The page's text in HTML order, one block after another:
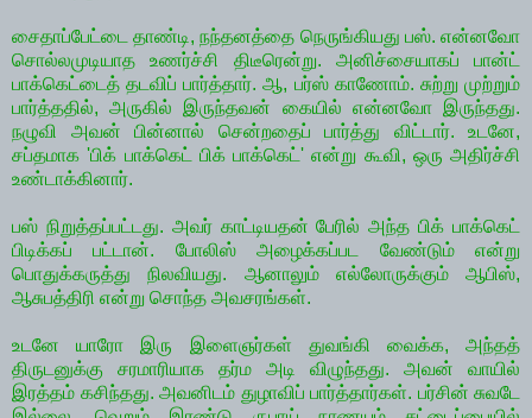
சைதாப்பேட்டை தாண்டி, நந்தனத்தை நெருங்கியது பஸ். என்னவோ
சொல்லமுடியாத உணர்ச்சி திடீரென்று. அனிச்சையாகப் பான்ட்
பாக்கெட்டைத் தடவிப் பார்த்தார். ஆ, பர்ஸ் காணோம். சுற்று முற்றும்
பார்த்ததில், அருகில் இருந்தவன் கையில் என்னவோ இருந்தது.
நழுவி அவன் பின்னால் சென்றதைப் பார்த்து விட்டார். உடனே,
சப்தமாக 'பிக் பாக்கெட் பிக் பாக்கெட்' என்று கூவி, ஒரு அதிர்ச்சி
உண்டாக்கினார்.
பஸ் நிறுத்தப்பட்டது. அவர் காட்டியதன் பேரில் அந்த பிக் பாக்கெட்
பிடிக்கப் பட்டான். போலிஸ் அழைக்கப்பட வேண்டும் என்று
பொதுக்கருத்து நிலவியது. ஆனாலும் எல்லோருக்கும் ஆபிஸ்,
ஆசுபத்திரி என்று சொந்த அவசரங்கள்.
உடனே யாரோ இரு இளைஞர்கள் துவங்கி வைக்க, அந்தத்
திருடனுக்கு சரமாரியாக தர்ம அடி விழுந்தது. அவன் வாயில்
இரத்தம் கசிந்தது. அவனிடம் துழாவிப் பார்த்தார்கள். பர்சின் சுவடே